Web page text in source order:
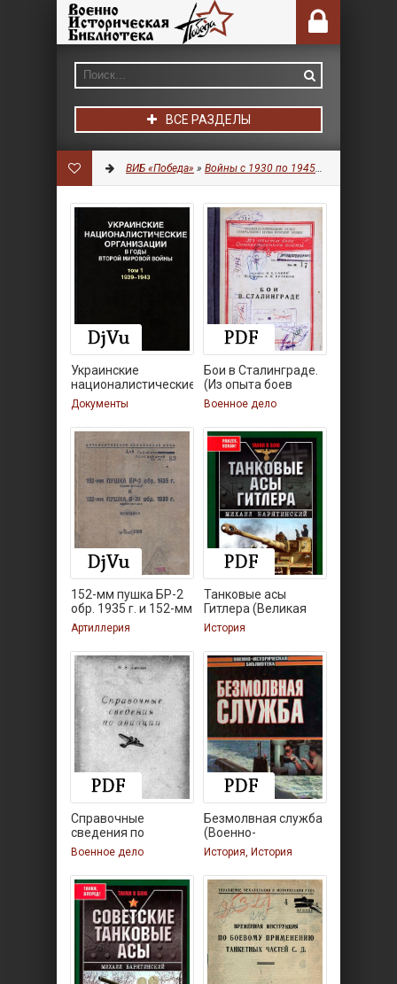
ВСЕ РАЗДЕЛЫ
ВИБ «Победа» » Войны с 1930 по 1945 гг.
Украинские
националистические
Документы
Бои в Сталинграде.
(Из опыта боев
Военное дело
152-мм пушка БР-2
обр. 1935 г. и 152-мм
Артиллерия
Танковые асы
Гитлера (Великая
История
Справочные
сведения по
авиации
Военное дело
Безмолвная служба
(Военно-
историческая
История, История